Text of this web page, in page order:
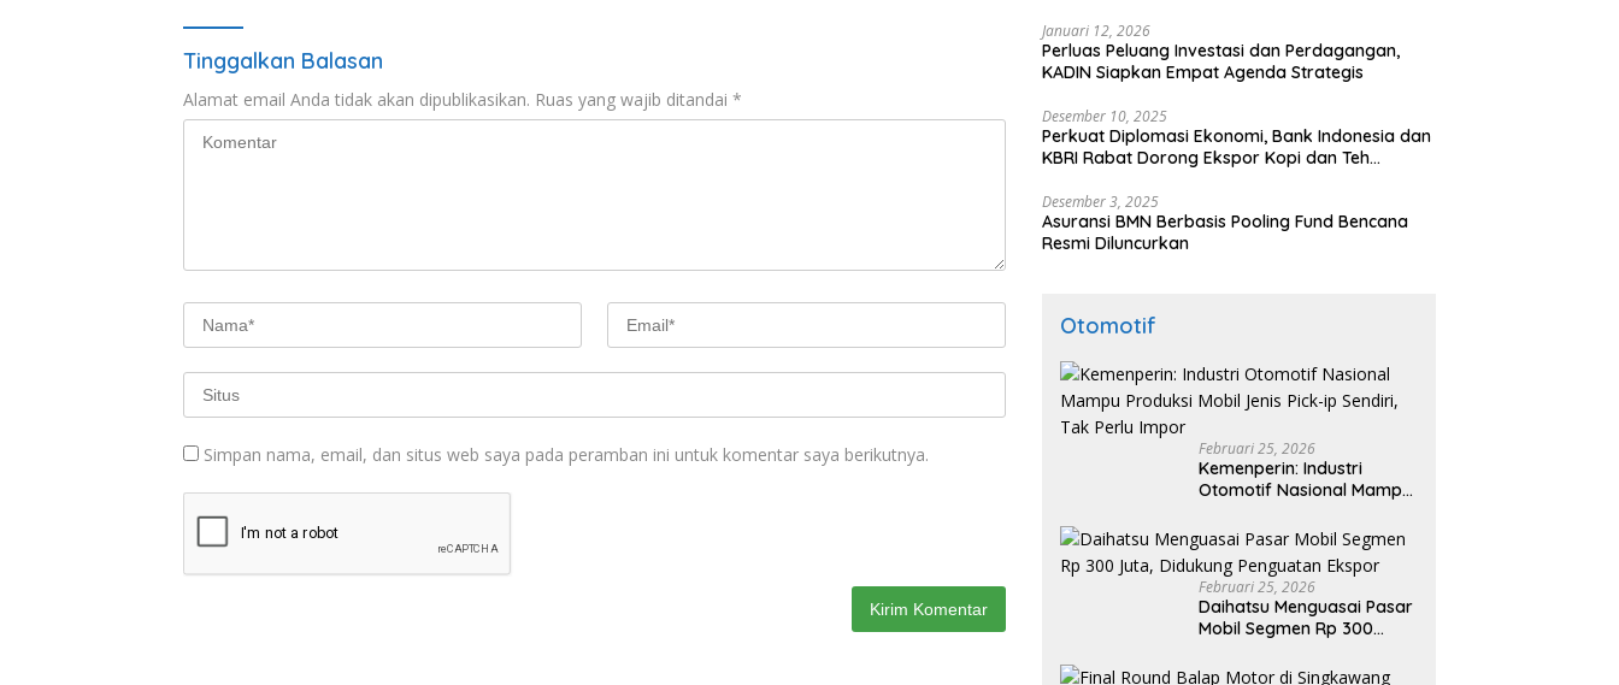
Tinggalkan Balasan
Alamat email Anda tidak akan dipublikasikan. Ruas yang wajib ditandai *
Simpan nama, email, dan situs web saya pada peramban ini untuk komentar saya berikutnya.
Januari 12, 2026
Perluas Peluang Investasi dan Perdagangan,
KADIN Siapkan Empat Agenda Strategis
Desember 10, 2025
Perkuat Diplomasi Ekonomi, Bank Indonesia dan
KBRI Rabat Dorong Ekspor Kopi dan Teh
Desember 3, 2025
Asuransi BMN Berbasis Pooling Fund Bencana
Resmi Diluncurkan
Otomotif
Februari 25, 2026
Kemenperin: Industri
Otomotif Nasional Mampu
ip Sendiri, Tak Perlu Impor
Februari 25, 2026
Daihatsu Menguasai Pasar
Mobil Segmen Rp 300
Ekspor